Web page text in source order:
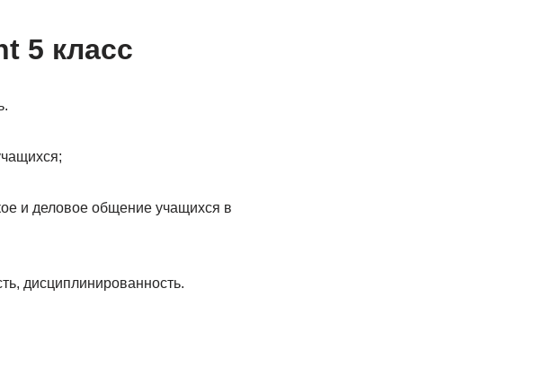
5 класс
и деловое общение учащихся в
дисциплинированность.